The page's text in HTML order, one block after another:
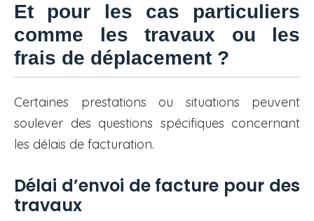
Et pour les cas particuliers
comme les travaux ou les
frais de déplacement ?
Certaines prestations ou situations peuvent
soulever des questions spécifiques concernant
les délais de facturation.
Délai d’envoi de facture pour des
travaux